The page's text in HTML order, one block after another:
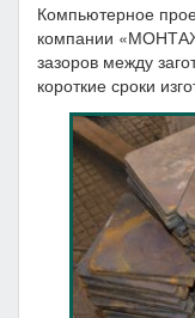
Компьютерное
компании
зазоров между
короткие сроки